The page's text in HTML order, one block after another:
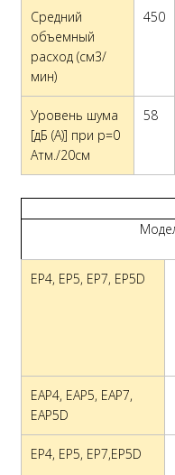
Средний
объемный
расход (см3/
мин)
450
Уровень шума
[дБ (A)] при p=0
Атм./20см
58
EP4, EP5, EP7, EP5D
EAP4, EAP5, EAP7,
EAP5D
EP4, EP5, EP7,EP5D